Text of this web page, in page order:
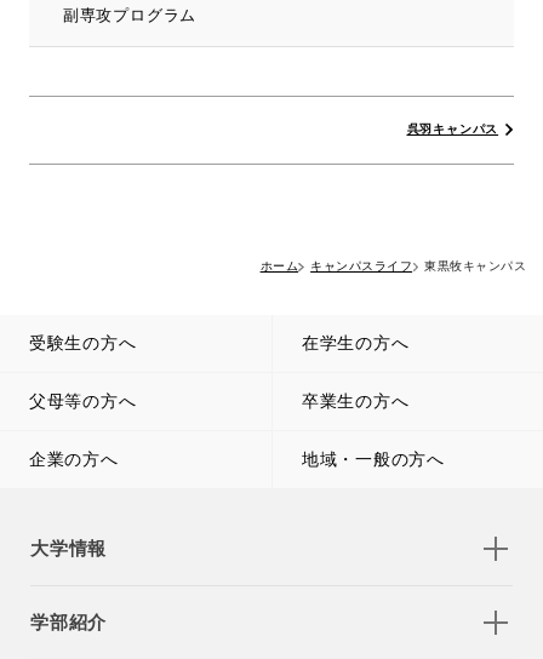
副専攻プログラム
呉羽キャンパス
ホーム キャンパスライフ 東黒牧キャンパス
受験生の方へ 在学生の方へ
父母等の方へ 卒業生の方へ
企業の方へ 地域・一般の方へ
大学情報
学部紹介